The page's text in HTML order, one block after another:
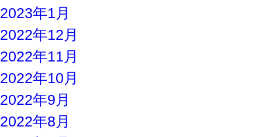
2023年1月
2022年12月
2022年11月
2022年10月
2022年9月
2022年8月